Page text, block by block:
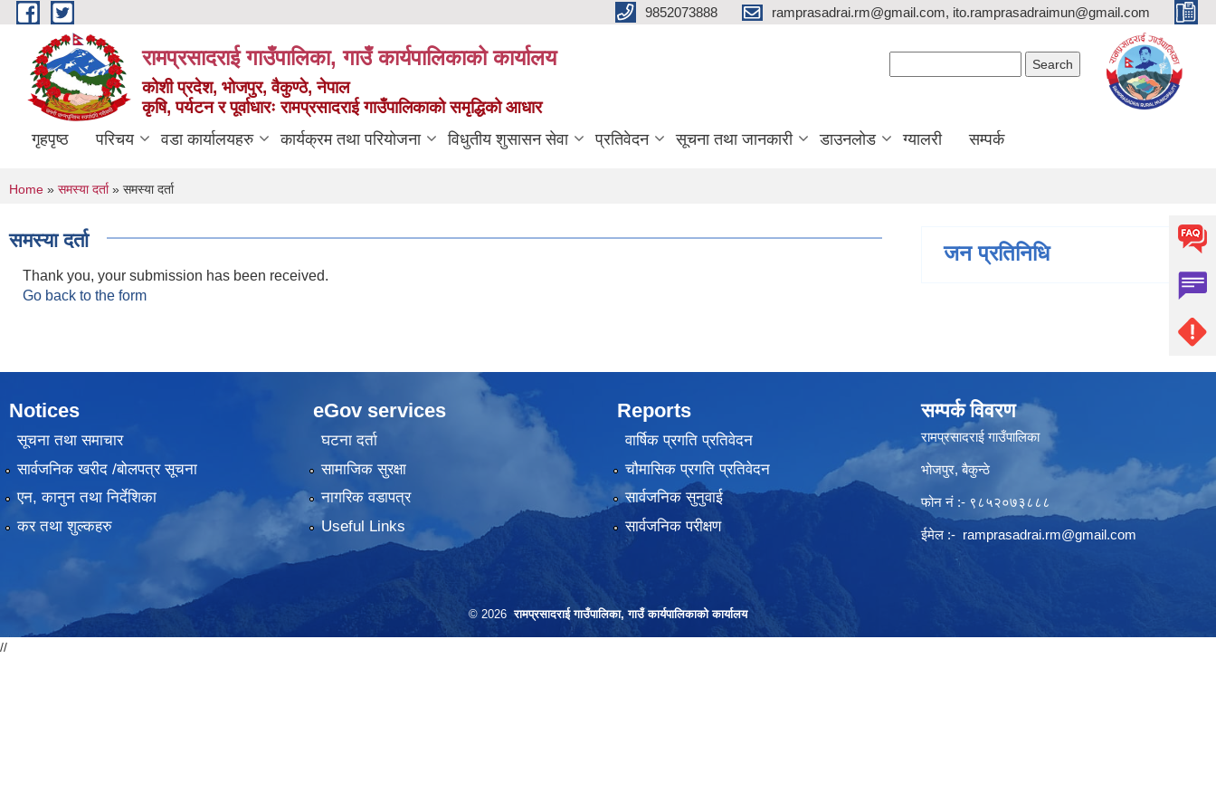
Skip to main content 9852073888 ramprasadrai.rm@gmail.com, ito.ramprasadraimun@gmail.com
रामप्रसादराई गाउँपालिका, गाउँ कार्यपालिकाको कार्यालय
कोशी प्रदेश, भोजपुर, वैकुण्ठे, नेपाल
कृषि, पर्यटन र पूर्वाधारः रामप्रसादराई गाउँपालिकाको समृद्धिको आधार
गृहपृष्ठ परिचय वडा कार्यालयहरु कार्यक्रम तथा परियोजना विधुतीय शुसासन सेवा प्रतिवेदन सूचना तथा जानकारी डाउनलोड ग्यालरी सम्पर्क
You are here
Home » समस्या दर्ता» समस्या दर्ता
समस्या दर्ता
Thank you, your submission has been received.
Go back to the form
जन प्रतिनिधि
Notices
सूचना तथा समाचार
सार्वजनिक खरीद /बोलपत्र सूचना
एन, कानुन तथा निर्देशिका
कर तथा शुल्कहरु
eGov services
घटना दर्ता
सामाजिक सुरक्षा
नागरिक वडापत्र
Useful Links
Reports
वार्षिक प्रगति प्रतिवेदन
चौमासिक प्रगति प्रतिवेदन
सार्वजनिक सुनुवाई
सार्वजनिक परीक्षण
सम्पर्क विवरण
रामप्रसादराई गाउँपालिका
भोजपुर, बैकुन्ठे
फोन नं :- ९८५२०७३८८८
ईमेल :- ramprasadrai.rm@gmail.com
© 2026रामप्रसादराई गाउँपालिका, गाउँ कार्यपालिकाको कार्यालय
//